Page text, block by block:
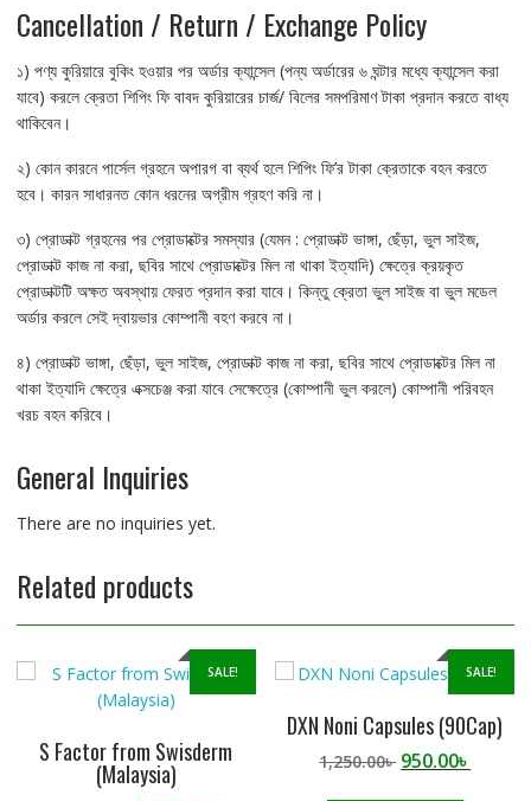
Cancellation / Return / Exchange Policy
১) পণ্য কুরিয়ারে বুকিং হওয়ার পর অর্ডার ক্যান্সেল (পন্য অর্ডারের ৬ ঘন্টার মধ্যে ক্যান্সেল করা
যাবে) করলে ক্রেতা শিপিং ফি বাবদ কুরিয়ারের চার্জ/ বিলের সমপরিমাণ টাকা প্রদান করতে বাধ্য
থাকিবেন।
২) কোন কারনে পার্সেল গ্রহনে অপারগ বা ব্যর্থ হলে শিপিং ফি’র টাকা ক্রেতাকে বহন করতে
হবে। কারন সাধারনত কোন ধরনের অগ্রীম গ্রহণ করি না।
৩) প্রোডাক্ট গ্রহনের পর প্রোডাক্টের সমস্যার (যেমন : প্রোডাক্ট ভাঙ্গা, ছেঁড়া, ভুল সাইজ,
প্রোডাক্ট কাজ না করা, ছবির সাথে প্রোডাক্টের মিল না থাকা ইত্যাদি) ক্ষেত্রে ক্রয়কৃত
প্রোডাক্টটি অক্ষত অবস্থায় ফেরত প্রদান করা যাবে। কিন্তু ক্রেতা ভুল সাইজ বা ভুল মডেল
অর্ডার করলে সেই দ্বায়ভার কোম্পানী বহণ করবে না।
৪) প্রোডাক্ট ভাঙ্গা, ছেঁড়া, ভুল সাইজ, প্রোডাক্ট কাজ না করা, ছবির সাথে প্রোডাক্টের মিল না
থাকা ইত্যাদি ক্ষেত্রে এক্সচেঞ্জ করা যাবে সেক্ষেত্রে (কোম্পানী ভুল করলে) কোম্পানী পরিবহন
খরচ বহন করিবে।
General Inquiries
There are no inquiries yet.
Related products
SALE!
S Factor from Swisderm
(Malaysia)
SALE!
DXN Noni Capsules (90Cap)
1,250.00৳ Original
950.00৳